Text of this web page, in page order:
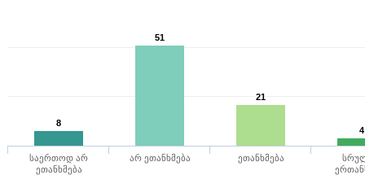
8
51
21
4
საერთოდ არ
ეთანხმება
არ ეთანხმება ეთანხმება